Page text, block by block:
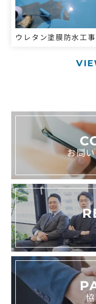
ウレタン塗膜防水工事
お問